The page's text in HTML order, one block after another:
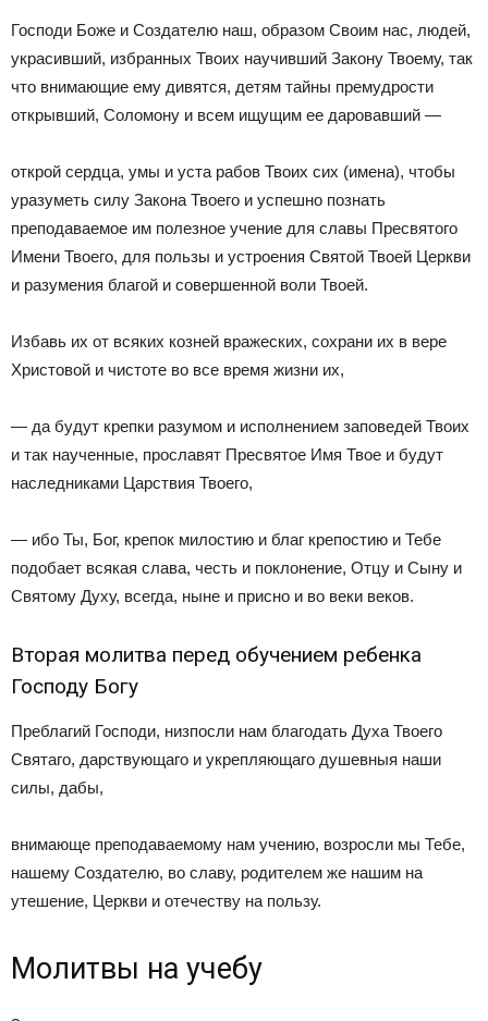
Господи Боже и Создателю наш, образом Своим нас, людей,
украсивший, избранных Твоих научивший Закону Твоему, так
что внимающие ему дивятся, детям тайны премудрости
открывший, Соломону и всем ищущим ее даровавший —
открой сердца, умы и уста рабов Твоих сих (имена), чтобы
уразуметь силу Закона Твоего и успешно познать
преподаваемое им полезное учение для славы Пресвятого
Имени Твоего, для пользы и устроения Святой Твоей Церкви
и разумения благой и совершенной воли Твоей.
Избавь их от всяких козней вражеских, сохрани их в вере
Христовой и чистоте во все время жизни их,
— да будут крепки разумом и исполнением заповедей Твоих
и так наученные, прославят Пресвятое Имя Твое и будут
наследниками Царствия Твоего,
— ибо Ты, Бог, крепок милостию и благ крепостию и Тебе
подобает всякая слава, честь и поклонение, Отцу и Сыну и
Святому Духу, всегда, ныне и присно и во веки веков.
Вторая молитва перед обучением ребенка
Господу Богу
Преблагий Господи, низпосли нам благодать Духа Твоего
Святаго, дарствующаго и укрепляющаго душевныя наши
силы, дабы,
внимающе преподаваемому нам учению, возросли мы Тебе,
нашему Создателю, во славу, родителем же нашим на
утешение, Церкви и отечеству на пользу.
Молитвы на учебу